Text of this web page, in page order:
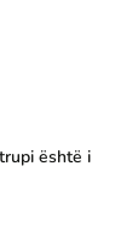
është i